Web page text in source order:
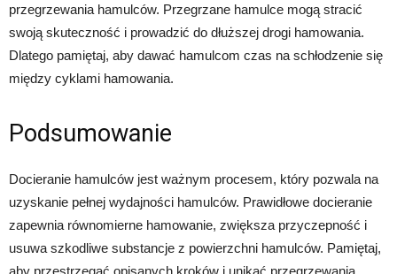
przegrzewania hamulców. Przegrzane hamulce mogą stracić
swoją skuteczność i prowadzić do dłuższej drogi hamowania.
Dlatego pamiętaj, aby dawać hamulcom czas na schłodzenie się
między cyklami hamowania.
Podsumowanie
Docieranie hamulców jest ważnym procesem, który pozwala na
uzyskanie pełnej wydajności hamulców. Prawidłowe docieranie
zapewnia równomierne hamowanie, zwiększa przyczepność i
usuwa szkodliwe substancje z powierzchni hamulców. Pamiętaj,
aby przestrzegać opisanych kroków i unikać przegrzewania